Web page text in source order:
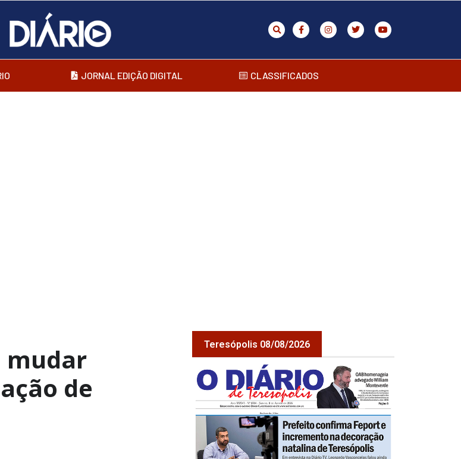
JORNAL EDIÇÃO DIGITAL CLASSIFICADOS
mudar
de
Teresópolis 08/08/2026